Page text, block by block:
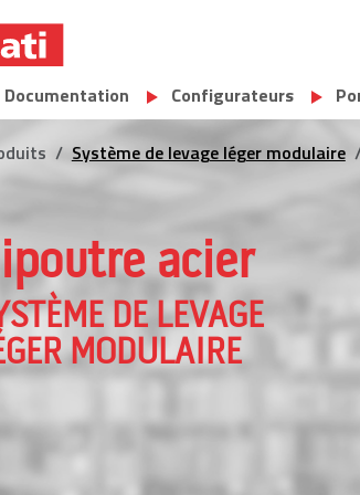
Documentation Configurateurs
Système de levage léger modulaire
acier
DE LEVAGE
MODULAIRE